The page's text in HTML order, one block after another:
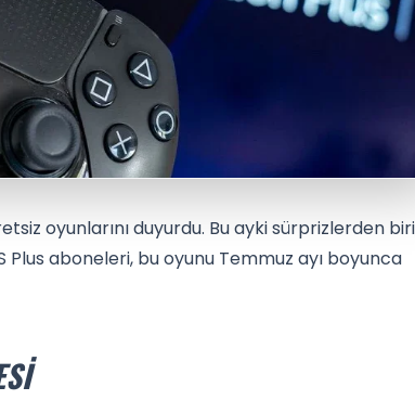
oyunlarını duyurdu. Bu ayki sürprizlerden
Plus aboneleri, bu oyunu Temmuz ayı boyunca